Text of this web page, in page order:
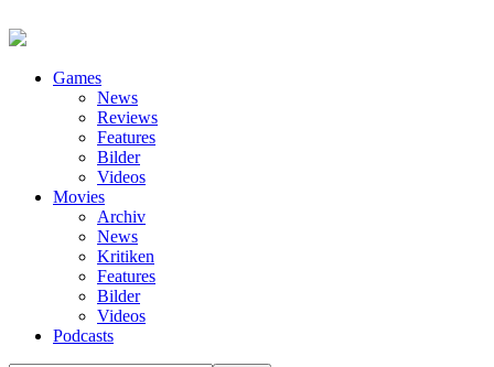
Games
News
Reviews
Features
Bilder
Videos
Movies
Archiv
News
Kritiken
Features
Bilder
Videos
Podcasts